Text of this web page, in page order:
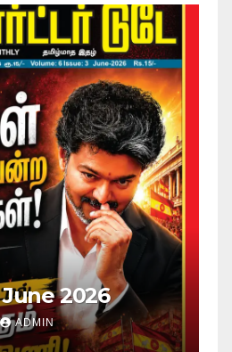
May 2026
ADMIN